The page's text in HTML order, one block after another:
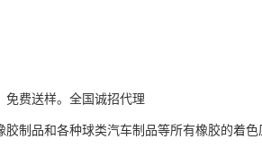
免费送样。全国诚招代理
胶制品和各种球类汽车制品等所有橡胶的着